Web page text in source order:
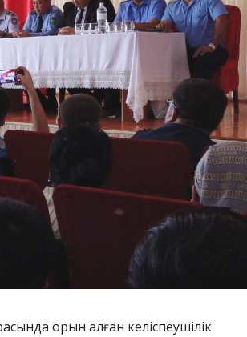
орын алған келіспеушілік